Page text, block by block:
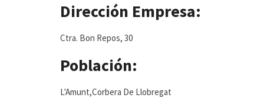
Dirección Empresa:
Ctra. Bon Repos, 30
Población:
L'Amunt,Corbera De Llobregat